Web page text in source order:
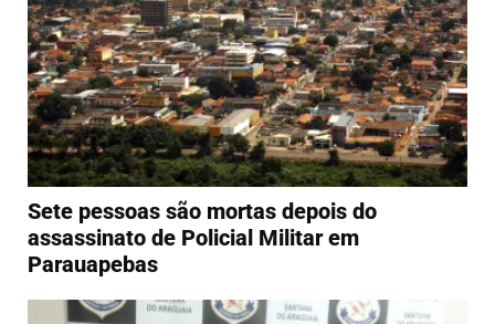
Sete pessoas são mortas depois do
assassinato de Policial Militar em
Parauapebas